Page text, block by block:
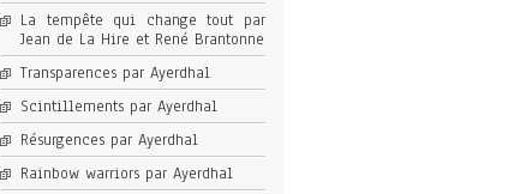
La tempête qui change tout par
Jean de La Hire et René Brantonne
Transparences par Ayerdhal
Scintillements par Ayerdhal
Résurgences par Ayerdhal
Rainbow warriors par Ayerdhal